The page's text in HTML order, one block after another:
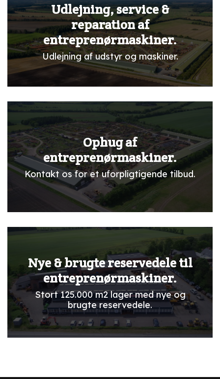
Udlejning, service &
reparation af
entreprenørmaskiner.
Udlejning af udstyr og maskiner.
Ophug af
entreprenørmaskiner.
Kontakt os for et uforpligtigende tilbud.
Nye & brugte reservedele til
entreprenørmaskiner.
Stort 125.000 m2 lager med nye og
brugte reservedele.